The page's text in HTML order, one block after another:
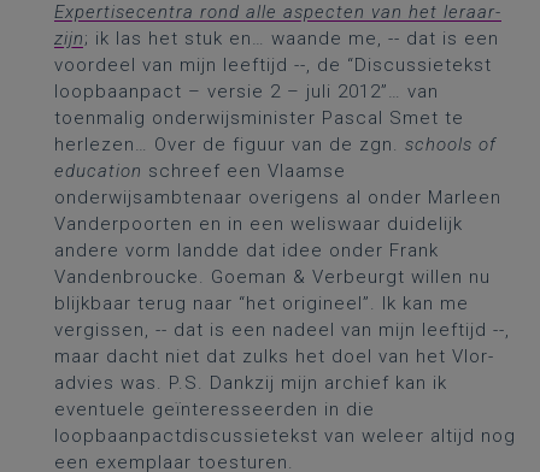
Expertisecentra rond alle aspecten van het leraar-
zijn; ik las het stuk en… waande me, -- dat is een
voordeel van mijn leeftijd --, de “Discussietekst
loopbaanpact – versie 2 – juli 2012”… van
toenmalig onderwijsminister Pascal Smet te
herlezen… Over de figuur van de zgn. schools of
education schreef een Vlaamse
onderwijsambtenaar overigens al onder Marleen
Vanderpoorten en in een weliswaar duidelijk
andere vorm landde dat idee onder Frank
Vandenbroucke. Goeman & Verbeurgt willen nu
blijkbaar terug naar “het origineel”. Ik kan me
vergissen, -- dat is een nadeel van mijn leeftijd --,
maar dacht niet dat zulks het doel van het Vlor-
advies was. P.S. Dankzij mijn archief kan ik
eventuele geïnteresseerden in die
loopbaanpactdiscussietekst van weleer altijd nog
een exemplaar toesturen.